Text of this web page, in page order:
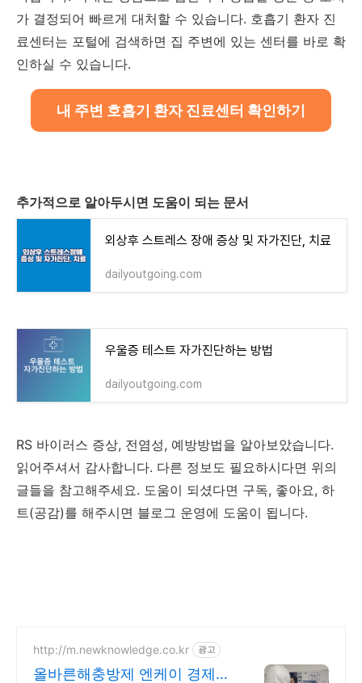
가 결정되어 빠르게 대처할 수 있습니다. 호흡기 환자 진
료센터는 포털에 검색하면 집 주변에 있는 센터를 바로 확
인하실 수 있습니다.
내 주변 호흡기 환자 진료센터 확인하기
추가적으로 알아두시면 도움이 되는 문서
외상후 스트레스 장애 증상 및 자가진단, 치료
dailyoutgoing.com
우울증 테스트 자가진단하는 방법
dailyoutgoing.com
RS 바이러스 증상, 전염성, 예방방법을 알아보았습니다.
읽어주셔서 감사합니다. 다른 정보도 필요하시다면 위의
글들을 참고해주세요. 도움이 되셨다면 구독, 좋아요, 하
트(공감)를 해주시면 블로그 운영에 도움이 됩니다.
http://m.newknowledge.co.kr 광고
올바른해충방제 엔케이 경제적